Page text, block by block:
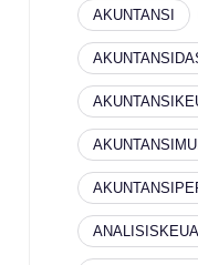
AKUNTANSI